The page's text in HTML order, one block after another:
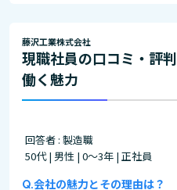
藤沢工業株式会社
現職社員の口コミ・評判
働く魅力
回答者 : 製造職
50代 | 男性 | 0～3年 | 正社員
会社の魅力とその理由は？